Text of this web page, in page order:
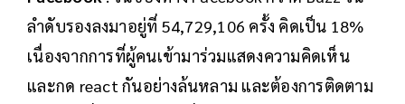
ลำดับรองลงมาอยู่ที่ 54,729,106 ครั้ง คิดเป็น 18%
เนื่องจากการที่ผู้คนเข้ามาร่วมแสดงความคิดเห็น
และกด react กันอย่างล้นหลาม และต้องการติดตาม